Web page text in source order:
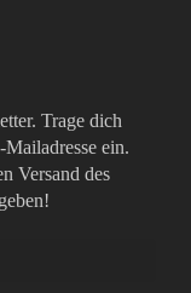
Trage dich
ein.
Versand des